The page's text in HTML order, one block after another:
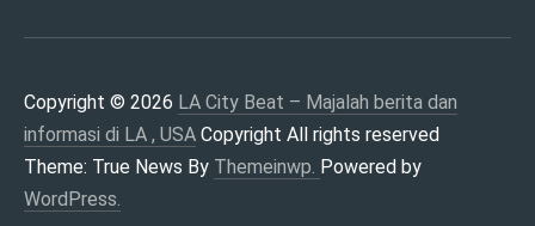
DAN INFORMASI DI
LA , USA
Copyright © 2026 LA City Beat – Majalah berita dan
informasi di LA , USA Copyright All rights reserved
Theme: True News By Themeinwp. Powered by
WordPress.